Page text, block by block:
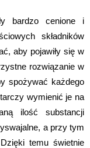
bardzo cenione i
składników
aby pojawiły się w
rozwiązanie w
spożywać każdego
wymienić je na
ilość substancji
a przy tym
temu świetnie